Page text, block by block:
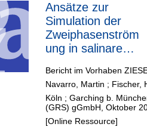
Ansätze zur
Simulation der
Zweiphasenström
ung in salinaren
dem Code
TOUGH2-GRS
Bericht im Vorhaben
Navarro, Martin ; Fischer,
Köln ; Garching b.
(GRS) gGmbH, Oktober
[Online Ressource]